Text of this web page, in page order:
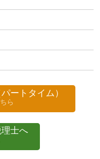
ートタイム）
ら
士へ